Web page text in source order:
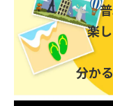
楽
分か